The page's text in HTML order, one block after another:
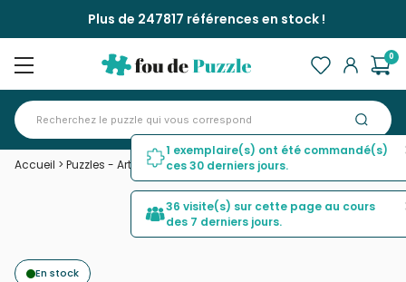
Plus de 247817 références en stock !
0
Accueil > Puzzles - Art Gustave Klimt - The Women Friends, 1917
En stock
1 exemplaire(s) ont été commandé(s)
ces 30 derniers jours.
36 visite(s) sur cette page au cours
des 7 derniers jours.